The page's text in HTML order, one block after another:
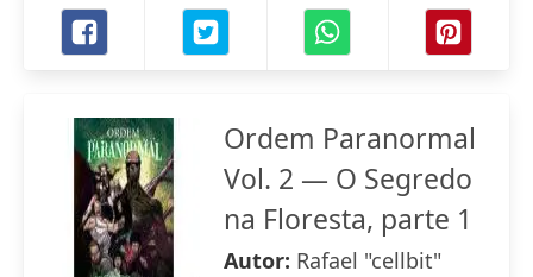
Ordem Paranormal
Vol. 2 — O Segredo
na Floresta, parte 1
Autor: Rafael "cellbit"